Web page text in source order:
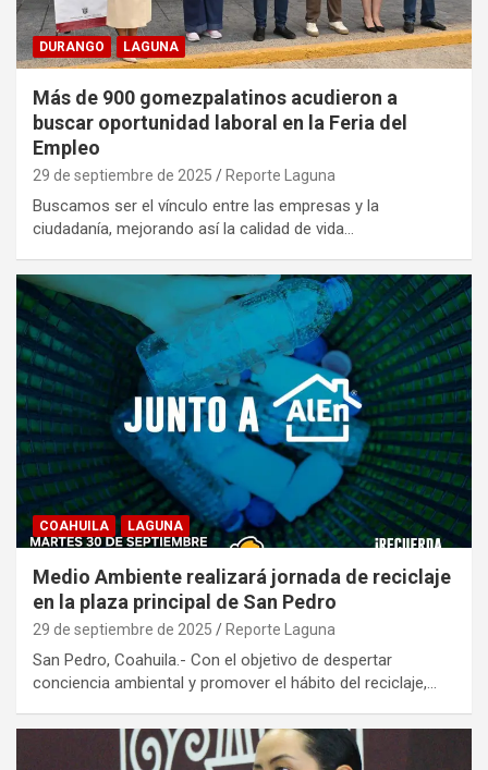
DURANGO LAGUNA
Más de 900 gomezpalatinos acudieron a
buscar oportunidad laboral en la Feria del
Empleo
29 de septiembre de 2025 Reporte Laguna
Buscamos ser el vínculo entre las empresas y la
ciudadanía, mejorando así la calidad de vida…
COAHUILA LAGUNA
Medio Ambiente realizará jornada de reciclaje
en la plaza principal de San Pedro
29 de septiembre de 2025 Reporte Laguna
San Pedro, Coahuila.- Con el objetivo de despertar
conciencia ambiental y promover el hábito del reciclaje,…